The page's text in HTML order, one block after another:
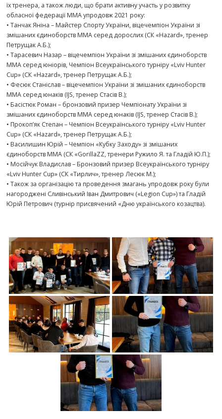
їх тренера, а також люди, що брати активну участь у розвитку
обласної федерації ММА упродовж 2021 року:
• Танчак Яніна – Майстер Спорту України, віцечемпіон України зі
змішаних єдиноборств ММА серед дорослих (СК «Hazard», тренер
Петрущак А.Б.);
• Тарасевич Назар – віцечемпіон України зі змішаних єдиноборств
ММА серед юніорів, Чемпіон Всеукраїнського турніру «Lviv Hunter
Cup» (СК «Hazard», тренер Петрущак А.Б.);
• Фесюк Станіслав – віцечемпіон України зі змішаних єдиноборств
ММА серед юнаків (IJS, тренер Стасів В.);
• Басістюк Роман – бронзовий призер Чемпіонату України зі
змішаних єдиноборств ММА серед юнаків (IJS, тренер Стасів В.);
• Прокоп’як Степан – Чемпіон Всеукраїнського турніру «Lviv Hunter
Cup» (СК «Hazard», тренер Петрущак А.Б.);
• Василишин Юрій – Чемпіон «Кубку Заходу» зі змішаних
єдиноборств ММА (СК «GorillaZZ, тренери Ружило Я. та Гладій Ю.П.);
• Мосійчук Владислав – Бронзовий призер Всеукраїнського турніру
«Lviv Hunter Cup» (СК «Тирлич», тренер Лесюк М.);
• Також за організацію та проведення змагань упродовж року були
нагороджені Сливінський Іван Дмитрович («Legion Cup») та Гладій
Юрій Петрович (турнір присвячений «Дню українського козацтва).